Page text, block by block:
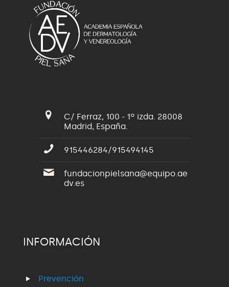
C/ Ferraz, 100 - 1º izda. 28008
Madrid, España.
915446284/915494145
fundacionpielsana@equipo.ae
dv.es
INFORMACIÓN
Prevención